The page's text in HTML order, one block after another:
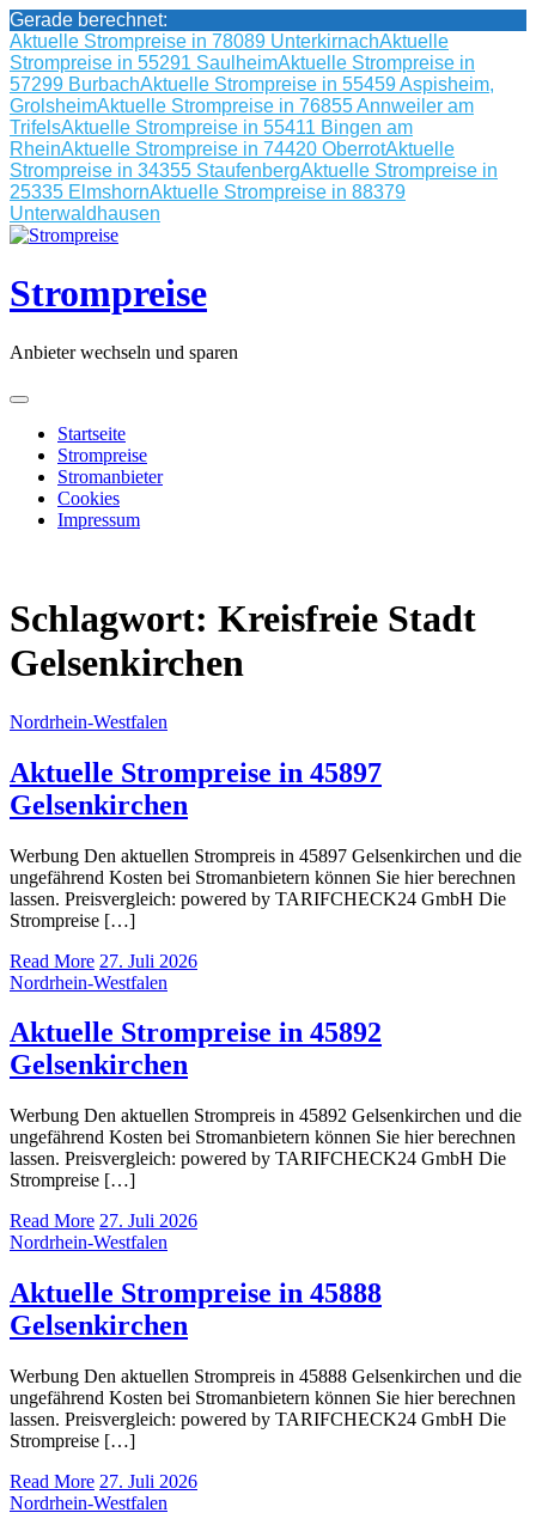
Gerade berechnet:
Aktuelle Strompreise in 78089 UnterkirnachAktuelle
Strompreise in 55291 SaulheimAktuelle Strompreise in
57299 BurbachAktuelle Strompreise in 55459 Aspisheim,
GrolsheimAktuelle Strompreise in 76855 Annweiler am
TrifelsAktuelle Strompreise in 55411 Bingen am
RheinAktuelle Strompreise in 74420 OberrotAktuelle
Strompreise in 34355 StaufenbergAktuelle Strompreise in
25335 ElmshornAktuelle Strompreise in 88379
Unterwaldhausen
Skip
content
Strompreise
Anbieter wechseln und sparen
Startseite
Strompreise
Stromanbieter
Cookies
Impressum
Schlagwort: Kreisfreie Stadt
Gelsenkirchen
Nordrhein-Westfalen
Aktuelle Strompreise in 45897
Gelsenkirchen
Werbung Den aktuellen Strompreis in 45897 Gelsenkirchen und die
ungefährend Kosten bei Stromanbietern können Sie hier berechnen
lassen. Preisvergleich: powered by TARIFCHECK24 GmbH Die
Strompreise […]
Read More 27. Juli 2026
Nordrhein-Westfalen
Aktuelle Strompreise in 45892
Gelsenkirchen
Werbung Den aktuellen Strompreis in 45892 Gelsenkirchen und die
ungefährend Kosten bei Stromanbietern können Sie hier berechnen
lassen. Preisvergleich: powered by TARIFCHECK24 GmbH Die
Strompreise […]
Read More 27. Juli 2026
Nordrhein-Westfalen
Aktuelle Strompreise in 45888
Gelsenkirchen
Werbung Den aktuellen Strompreis in 45888 Gelsenkirchen und die
ungefährend Kosten bei Stromanbietern können Sie hier berechnen
lassen. Preisvergleich: powered by TARIFCHECK24 GmbH Die
Strompreise […]
Read More 27. Juli 2026
Nordrhein-Westfalen